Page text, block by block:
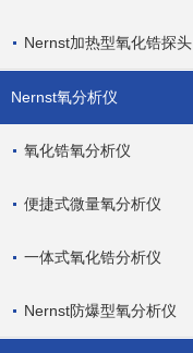
Nernst加热型氧化锆探头
Nernst氧分析仪
氧化锆氧分析仪
便捷式微量氧分析仪
一体式氧化锆分析仪
Nernst防爆型氧分析仪